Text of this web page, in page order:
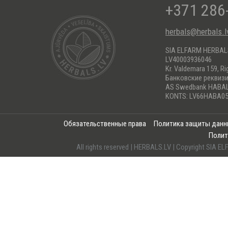
+371
SIA ELFARM
LV40003936046
Kr. Valdemara 159,
Банковские
AS Swedbank
KONTS:
Обязательственные права
Политика защиты
All rights reserved | HERBALS.LV | Copyright SIA